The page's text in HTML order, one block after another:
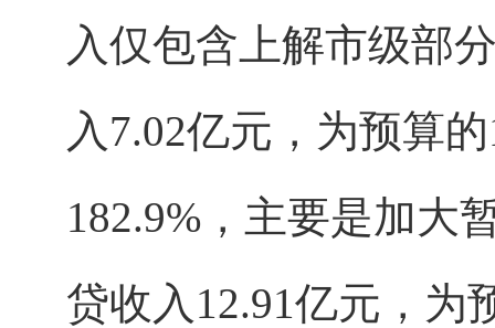
入仅包含上解市级部
入7.02亿元，为预算
182.9%，主要是加大
贷收入12.91亿元，为